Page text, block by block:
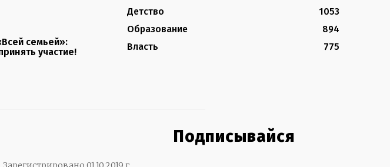
семьей»:
участие!
Детство
1053
Образование
894
Власть
775
Подписывайся